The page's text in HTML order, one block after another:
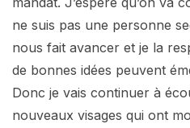
ne suis pas une personne
nous fait avancer et je la
de bonnes idées peuvent
Donc je vais continuer à
nouveaux visages qui ont